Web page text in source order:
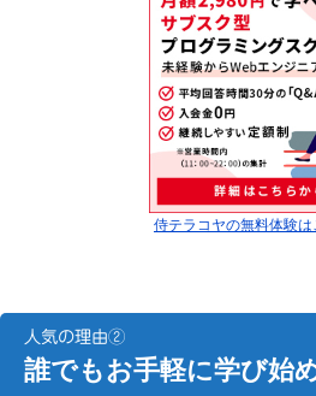
侍テラコヤの無料体験は
人気の理由②
誰でもお手軽に学び始